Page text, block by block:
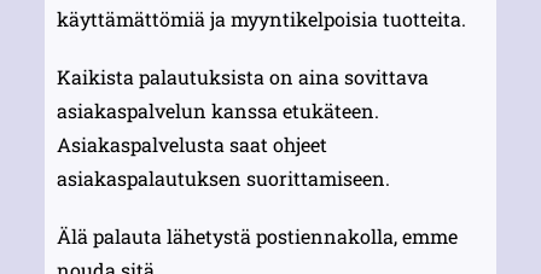
käyttämättömiä ja myyntikelpoisia tuotteita.
Kaikista palautuksista on aina sovittava
asiakaspalvelun kanssa etukäteen.
Asiakaspalvelusta saat ohjeet
asiakaspalautuksen suorittamiseen.
Älä palauta lähetystä postiennakolla, emme